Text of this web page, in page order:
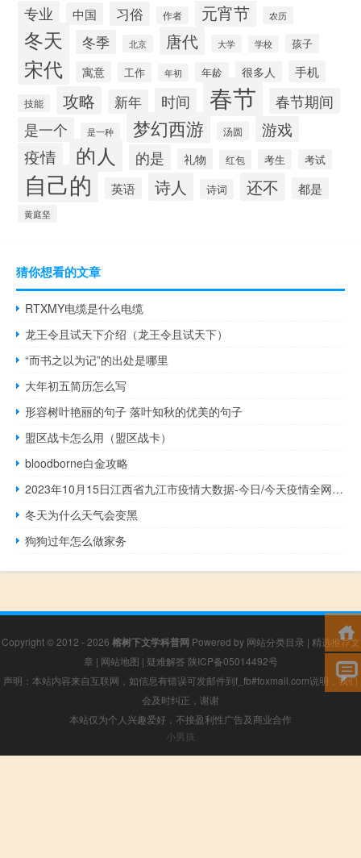
专业 中国 习俗 作者 元宵节 农历
冬天 冬季 北京 唐代 大学 学校 孩子
宋代 寓意 工作 年初 年龄 很多人 手机
技能 攻略 新年 时间 春节 春节期间
是一个 是一种 梦幻西游 汤圆 游戏
疫情 的人 的是 礼物 红包 考生 考试
自己的 英语 诗人 诗词 还不 都是
黄庭坚
猜你想看的文章
RTXMY电缆是什么电缆
龙王令且试天下介绍（龙王令且试天下）
“而书之以为记”的出处是哪里
大年初五简历怎么写
形容树叶艳丽的句子 落叶知秋的优美的句子
盟区战卡怎么用（盟区战卡）
bloodborne白金攻略
2023年10月15日江西省九江市疫情大数据-今日/今天疫情全网搜索最新实时消息动态情况通知播报
冬天为什么天气会变黑
狗狗过年怎么做家务
Copyright © 2012 - 2026 榕树下文学科普网 Powered by 网站分类目录 | 精选推荐文
章 | 网站地图 | 疑难解答 陕ICP备05014492号
声明：本站内容来自互联网，如信息有错误可发邮件到f_fb#foxmail.com说明，我们
会及时纠正，谢谢
本站仅为个人兴趣爱好，不接盈利性广告及商业合作
小男孩